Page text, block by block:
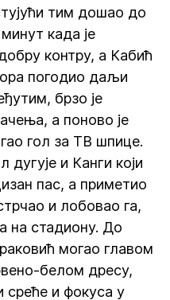
тим дошао до
када је
контру, а Кабић
погодио даљи
брзо је
а поново је
гол за ТВ шпице.
дугује и Канги који
пас, а приметио
и лобовао га,
на стадиону. До
могао главом
белом дресу,
среће и фокуса у